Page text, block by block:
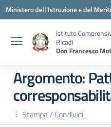
Vai ai contenuti
Vai al menu di navigazione
Vai al footer
Ministero dell'Istruzione e del
Istituto
Ricadi
Don Francesco
Argomento:
Stampa / Condividi